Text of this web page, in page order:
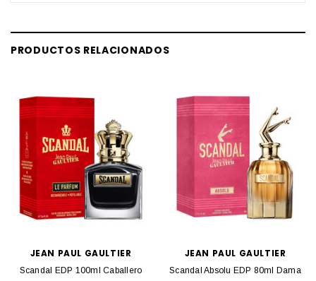
PRODUCTOS RELACIONADOS
JEAN PAUL GAULTIER
Scandal EDP 100ml Caballero
JEAN PAUL GAULTIER
Scandal Absolu EDP 80ml Dama